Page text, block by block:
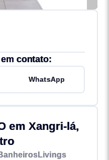
contato:
WhatsApp
em Xangri-lá,
Livings